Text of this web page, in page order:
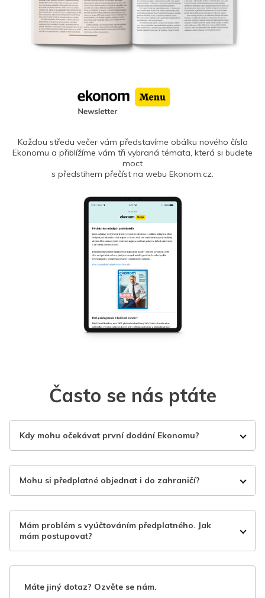
Každou středu večer vám představíme obálku nového čísla
Ekonomu a přiblížíme vám tři vybraná témata, která si budete
moct
s předstihem přečíst na webu Ekonom.cz.
Často se nás ptáte
Kdy mohu očekávat první dodání Ekonomu?
Mohu si předplatné objednat i do zahraničí?
Mám problém s vyúčtováním předplatného. Jak
mám postupovat?
Máte jiný dotaz? Ozvěte se nám.